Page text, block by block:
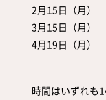
2月15日（月）
3月15日（月）
4月19日（月）
時間はいずれ